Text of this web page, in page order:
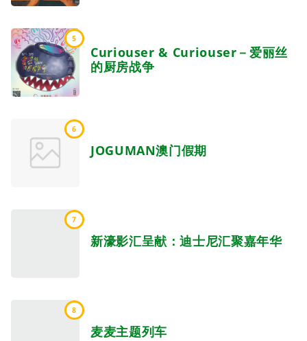
5
Curiouser & Curiouser－爱丽丝
的厨房战争
6
JOGUMAN澳门假期
7
新濠影汇呈献：迪士尼汇聚嘉年华
8
麦麦主题列车